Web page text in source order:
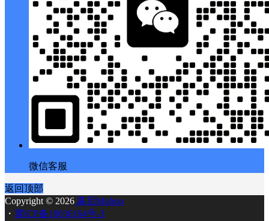
微信客服
返回顶部
Copyright © 2026 幕后Muhou
・ 冀ICP备18036164号-3